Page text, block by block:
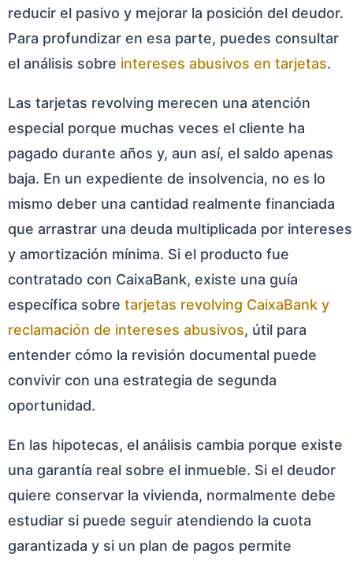
reducir el pasivo y mejorar la posición del deudor.
Para profundizar en esa parte, puedes consultar
el análisis sobre intereses abusivos en tarjetas.
Las tarjetas revolving merecen una atención
especial porque muchas veces el cliente ha
pagado durante años y, aun así, el saldo apenas
baja. En un expediente de insolvencia, no es lo
mismo deber una cantidad realmente financiada
que arrastrar una deuda multiplicada por intereses
y amortización mínima. Si el producto fue
contratado con CaixaBank, existe una guía
específica sobre tarjetas revolving CaixaBank y
reclamación de intereses abusivos, útil para
entender cómo la revisión documental puede
convivir con una estrategia de segunda
oportunidad.
En las hipotecas, el análisis cambia porque existe
una garantía real sobre el inmueble. Si el deudor
quiere conservar la vivienda, normalmente debe
estudiar si puede seguir atendiendo la cuota
garantizada y si un plan de pagos permite